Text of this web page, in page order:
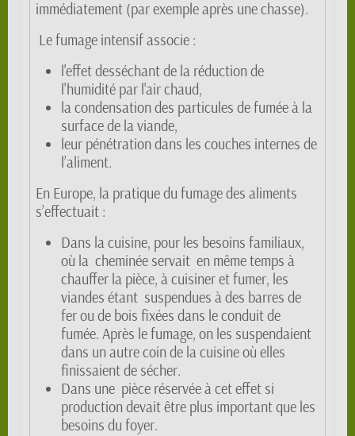
immédiatement (par exemple après une chasse).
Le fumage intensif associe :
l'effet desséchant de la réduction de
l'humidité par l'air chaud,
la condensation des particules de fumée à la
surface de la viande,
leur pénétration dans les couches internes de
l’aliment.
En Europe, la pratique du fumage des aliments
s’effectuait :
Dans la cuisine, pour les besoins familiaux,
où la cheminée servait en même temps à
chauffer la pièce, à cuisiner et fumer, les
viandes étant suspendues à des barres de
fer ou de bois fixées dans le conduit de
fumée. Après le fumage, on les suspendaient
dans un autre coin de la cuisine où elles
finissaient de sécher.
Dans une pièce réservée à cet effet si
production devait être plus important que les
besoins du foyer.